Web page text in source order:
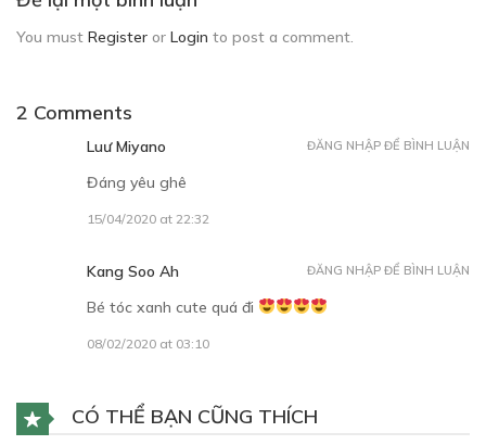
You must Register or Login to post a comment.
2 Comments
Luư Miyano
Đáng yêu ghê
15/04/2020 at 22:32
ĐĂNG NHẬP ĐỂ BÌNH LUẬN
Kang Soo Ah
Bé tóc xanh cute quá đi
08/02/2020 at 03:10
ĐĂNG NHẬP ĐỂ BÌNH LUẬN
CÓ THỂ BẠN CŨNG THÍCH